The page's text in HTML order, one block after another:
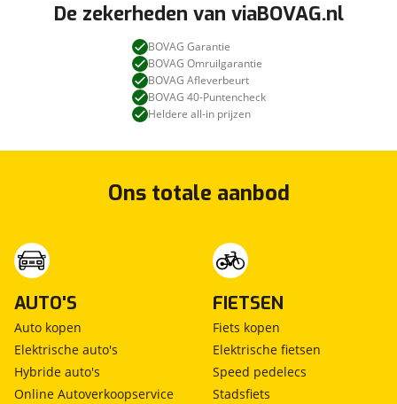
De zekerheden van viaBOVAG.nl
BOVAG Garantie
BOVAG Omruilgarantie
BOVAG Afleverbeurt
BOVAG 40-Puntencheck
Heldere all-in prijzen
Ons totale aanbod
AUTO'S
Auto kopen
Elektrische auto's
Hybride auto's
Online Autoverkoopservice
FIETSEN
Fiets kopen
Elektrische fietsen
Speed pedelecs
Stadsfiets